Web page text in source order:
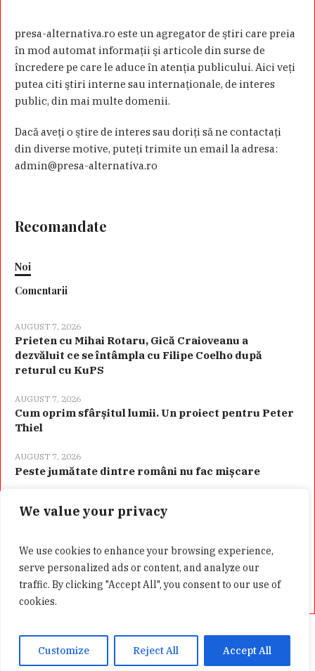
We value your privacy
We use cookies to enhance your browsing experience,
serve personalized ads or content, and analyze our
traffic. By clicking "Accept All", you consent to our use of
cookies.
Customize Reject All Accept All
presa-alternativa.ro este un agregator de ştiri care preia
în mod automat informaţii şi articole din surse de
încredere pe care le aduce în atenţia publicului. Aici veţi
putea citi ştiri interne sau internaţionale, de interes
public, din mai multe domenii.
Dacă aveţi o ştire de interes sau doriţi să ne contactaţi
din diverse motive, puteţi trimite un email la adresa:
admin@presa-alternativa.ro
Recomandate
Noi
Comentarii
AUGUST 7, 2026
Prieten cu Mihai Rotaru, Gică Craioveanu a
dezvăluit ce se întâmpla cu Filipe Coelho după
returul cu KuPS
AUGUST 7, 2026
Cum oprim sfârșitul lumii. Un proiect pentru Peter
Thiel
AUGUST 7, 2026
Peste jumătate dintre români nu fac mișcare
Categorii
Acasă Confidentialitate GDPR
Presa Alternativa